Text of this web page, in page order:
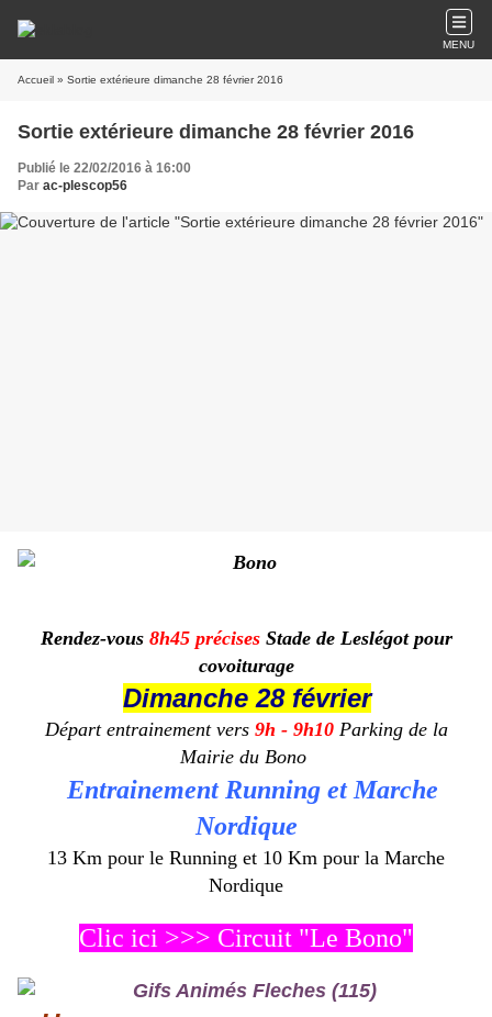
MENU
Accueil » Sortie extérieure dimanche 28 février 2016
Sortie extérieure dimanche 28 février 2016
Publié le 22/02/2016 à 16:00
Par ac-plescop56
Rendez-vous 8h45 précisesStade de Leslégot pour
covoiturage
Dimanche 28 février
Départ entrainement vers 9h - 9h10 Parking de la
Mairie du Bono
Entrainement Running et Marche
Nordique
13 Km pour le Running et 10 Km pour la Marche
Nordique
Clic ici >>> Circuit "Le Bono"